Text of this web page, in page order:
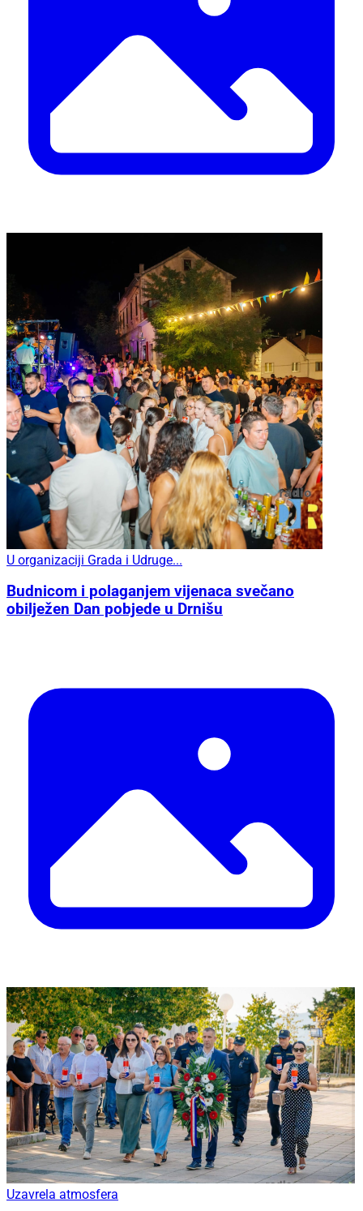
U organizaciji Grada i Udruge...
Budnicom i polaganjem vijenaca svečano
obilježen Dan pobjede u Drnišu
Uzavrela atmosfera